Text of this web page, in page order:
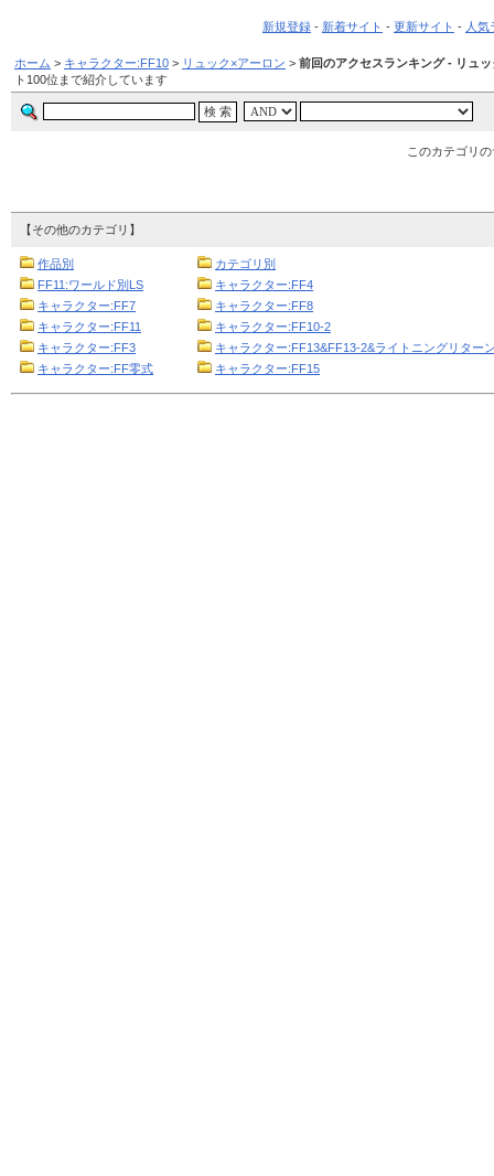
新規登録 - 新着サイト - 更新サイト - 人
ホーム > キャラクター:FF10 > リュック×アーロン > 前回のアクセスランキング - リュ
ト100位まで紹介しています
このカテゴリ
【その他のカテゴリ】
作品別
カテゴリ別
FF11:ワールド別LS
キャラクター:FF4
キャラクター:FF7
キャラクター:FF8
キャラクター:FF11
キャラクター:FF10-2
キャラクター:FF3
キャラクター:FF13&FF13-2&ライトニングリター
キャラクター:FF零式
キャラクター:FF15